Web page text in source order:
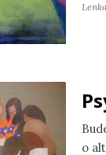
o